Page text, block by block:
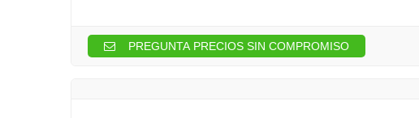
PREGUNTA PRECIOS SIN COMPROMISO